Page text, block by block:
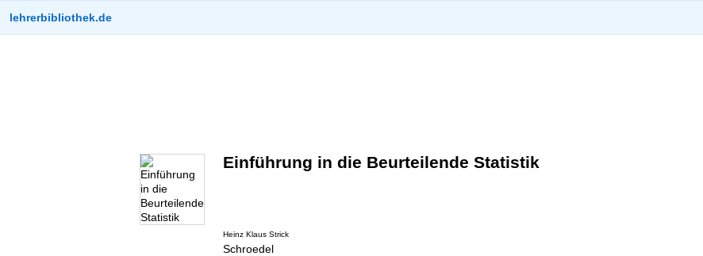
lehrerbibliothek.de
Einführung in die Beurteilende Statistik
Heinz Klaus Strick
Schroedel